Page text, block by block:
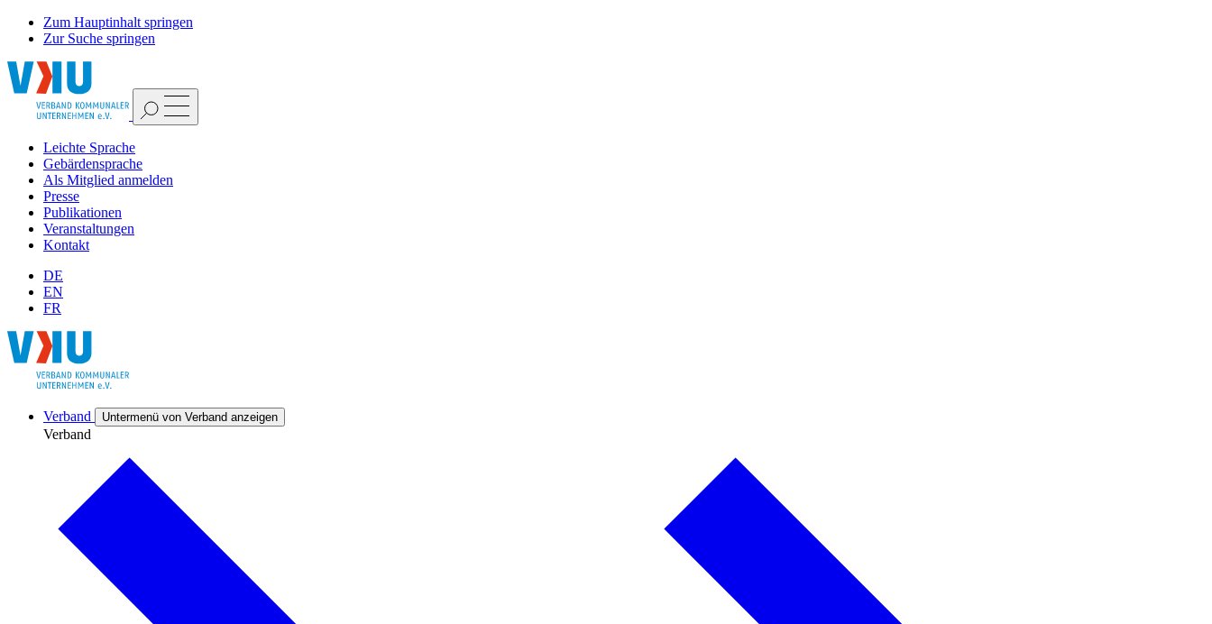
Zum Hauptinhalt springen
Zur Suche springen
Leichte Sprache
Gebärdensprache
Als Mitglied anmelden
Presse
Publikationen
Veranstaltungen
Kontakt
DE
EN
FR
Verband Untermenü von Verband anzeigen
Verband